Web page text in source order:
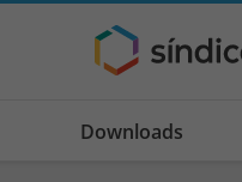
Downloads